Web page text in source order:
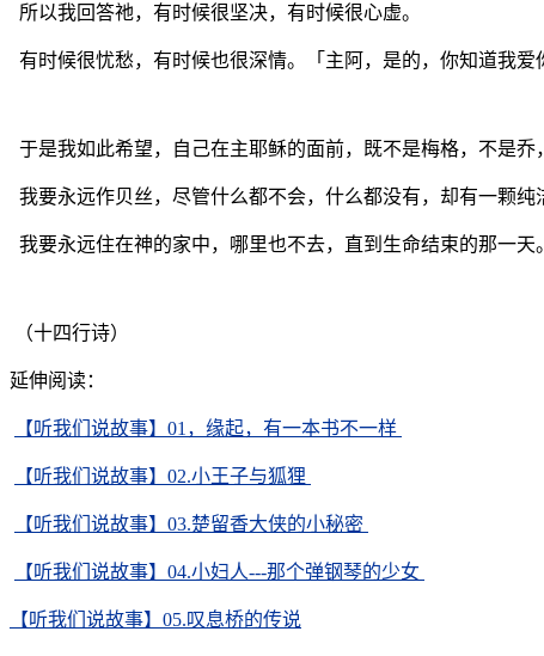
所以我回答祂，有时候很坚决，有时候很心虚。
有时候很忧愁，有时候也很深情。「主阿，是的，你知道我爱
于是我如此希望，自己在主耶稣的面前，既不是梅格，不是乔
我要永远作贝丝，尽管什么都不会，什么都没有，却有一颗纯
我要永远住在神的家中，哪里也不去，直到生命结束的那一天。
（十四行诗）
延伸阅读：
【听我们说故事】01，缘起，有一本书不一样
【听我们说故事】02.小王子与狐狸
【听我们说故事】03.楚留香大侠的小秘密
【听我们说故事】04.小妇人---那个弹钢琴的少女
【听我们说故事】05.叹息桥的传说